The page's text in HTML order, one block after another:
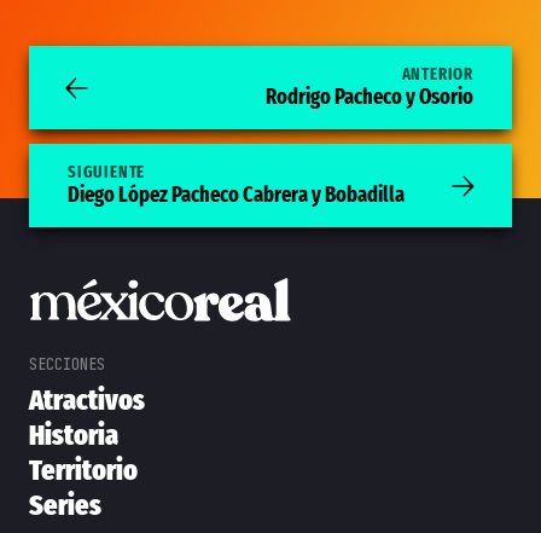
ANTERIOR
Rodrigo Pacheco y Osorio
SIGUIENTE
Diego López Pacheco Cabrera y Bobadilla
Atractivos
Historia
Territorio
Series